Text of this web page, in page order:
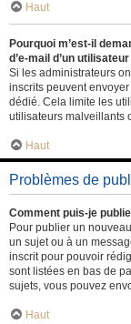
Haut
Pourquoi m’est-il
d’e-mail d’un utilisateur
Si les administrateurs
inscrits peuvent
dédié. Cela limite les
utilisateurs malveillants
Haut
Problèmes de
Comment puis-je
Pour publier un
un sujet ou à un
inscrit pour pouvoir
sont listées en bas de
sujets, vous pouvez
Haut